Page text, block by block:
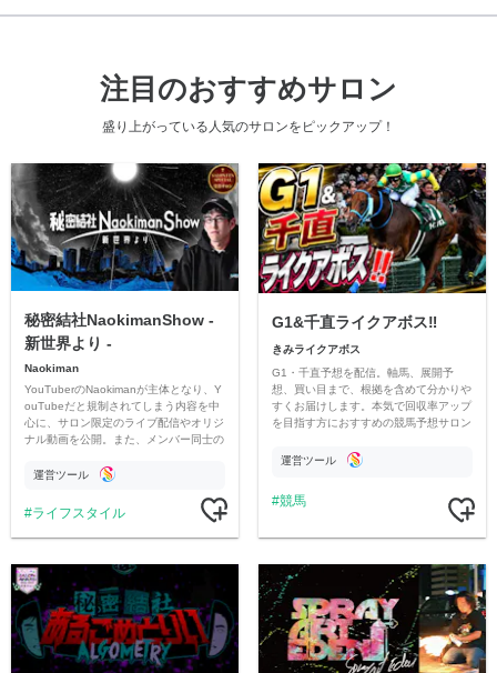
注目のおすすめサロン
盛り上がっている人気のサロンをピックアップ！
秘密結社NaokimanShow -
新世界より -
Naokiman
YouTuberのNaokimanが主体となり、Y
ouTubeだと規制されてしまう内容を中
心に、サロン限定のライブ配信やオリジ
ナル動画を公開。また、メンバー同士の
ただいています。
運営ツール
ライフスタイル
G1&千直ライクアボス‼️
きみライクアボス
G1・千直予想を配信。軸馬、展開予
想、買い目まで、根拠を含めて分かりや
すくお届けします。本気で回収率アップ
を目指す方におすすめの競馬予想サロン
運営ツール
競馬